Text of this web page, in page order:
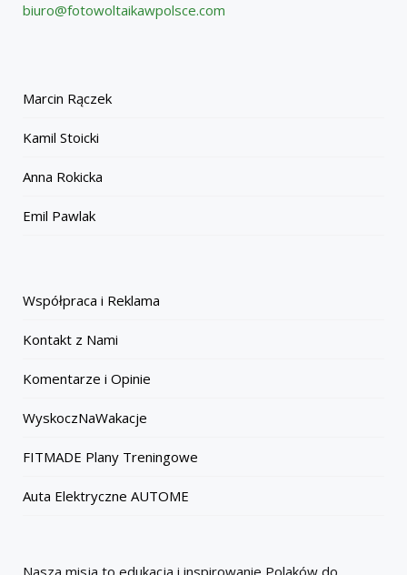
biuro@fotowoltaikawpolsce.com
Marcin Rączek
Kamil Stoicki
Anna Rokicka
Emil Pawlak
Współpraca i Reklama
Kontakt z Nami
Komentarze i Opinie
WyskoczNaWakacje
FITMADE Plany Treningowe
Auta Elektryczne AUTOME